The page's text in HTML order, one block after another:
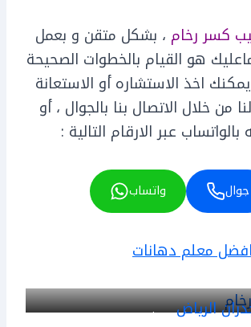
كسر رخام ، بشكل متقن و بعمل
هو القيام بالخطوات الصحيحة
اخذ الاستشاره أو الاستعانة
من خلال الاتصال بنا بالجوال ، أو
بالواتساب عبر الارقام التالية :
جوال واتساب
معلم دهانات
معلم كسر رخام